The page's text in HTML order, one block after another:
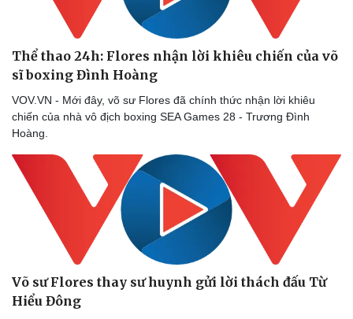
Thể thao 24h: Flores nhận lời khiêu chiến của võ
sĩ boxing Đình Hoàng
VOV.VN - Mới đây, võ sư Flores đã chính thức nhận lời khiêu
chiến của nhà vô địch boxing SEA Games 28 - Trương Đình
Hoàng.
Võ sư Flores thay sư huynh gửi lời thách đấu Từ
Hiểu Đông